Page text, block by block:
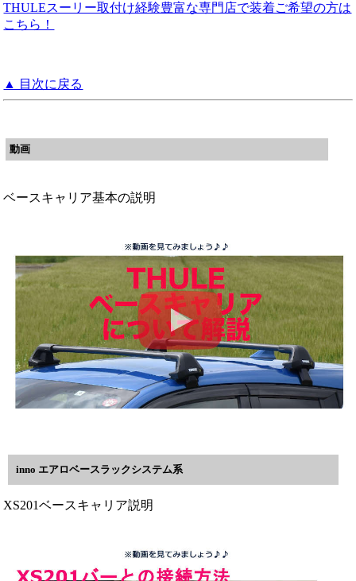
THULEスーリー取付け経験豊富な専門店で装着ご希望の方は
こちら！
▲ 目次に戻る
動画
ベースキャリア基本の説明
inno エアロベースラックシステム系
XS201ベースキャリア説明